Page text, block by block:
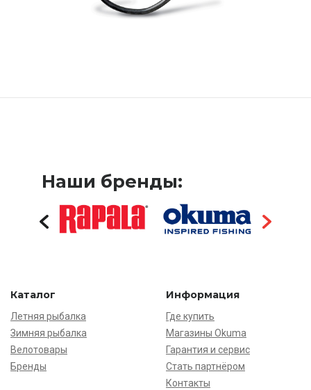
Наши бренды:
Каталог
Летняя рыбалка
Зимняя рыбалка
Велотовары
Бренды
Информация
Где купить
Магазины Okuma
Гарантия и сервис
Стать партнёром
Контакты